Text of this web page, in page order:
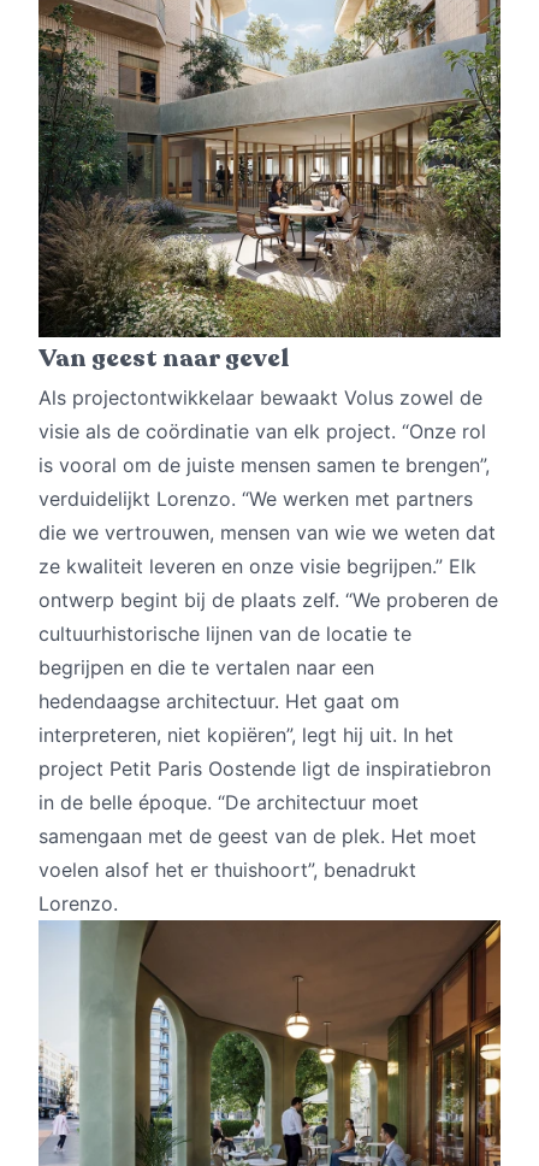
Van geest naar gevel
Als projectontwikkelaar bewaakt Volus zowel de
visie als de coördinatie van elk project. “Onze rol
is vooral om de juiste mensen samen te brengen”,
verduidelijkt Lorenzo. “We werken met partners
die we vertrouwen, mensen van wie we weten dat
ze kwaliteit leveren en onze visie begrijpen.” Elk
ontwerp begint bij de plaats zelf. “We proberen de
cultuurhistorische lijnen van de locatie te
begrijpen en die te vertalen naar een
hedendaagse architectuur. Het gaat om
interpreteren, niet kopiëren”, legt hij uit. In het
project Petit Paris Oostende ligt de inspiratiebron
in de belle époque. “De architectuur moet
samengaan met de geest van de plek. Het moet
voelen alsof het er thuishoort”, benadrukt
Lorenzo.